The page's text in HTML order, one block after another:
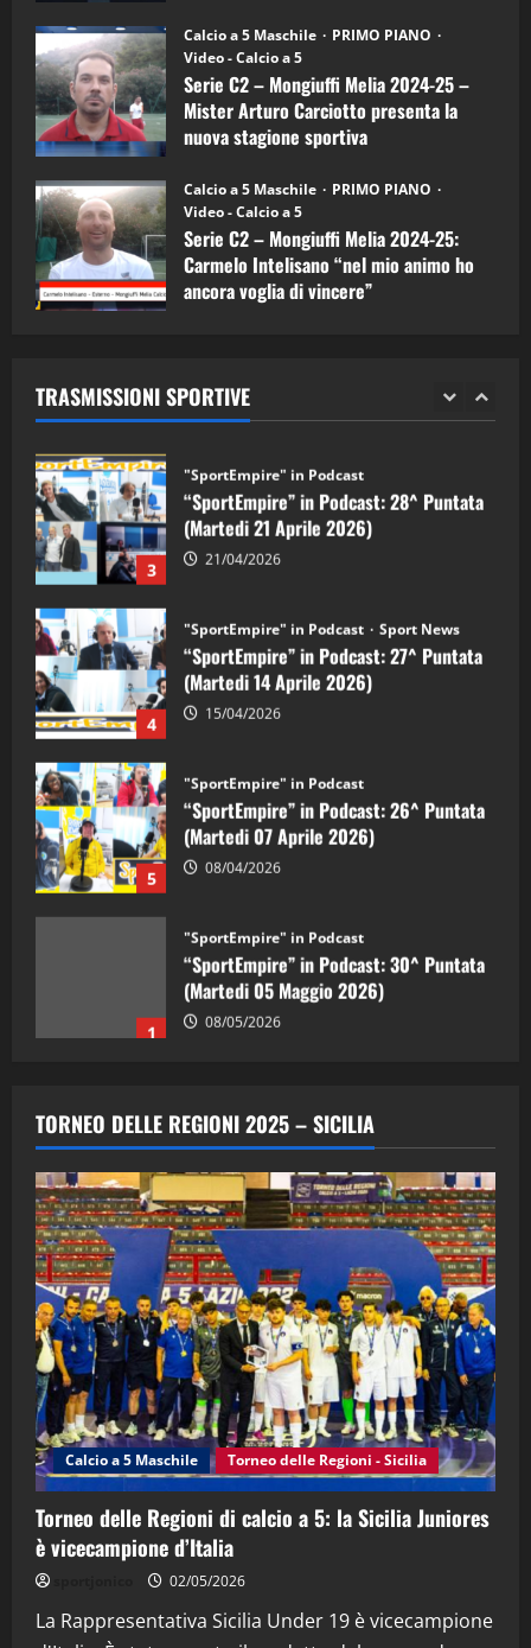
Calcio a 5 Maschile
PRIMO PIANO
Video - Calcio a 5
Serie C2 – Mongiuffi Melia 2024-25 –
Mister Arturo Carciotto presenta la
nuova stagione sportiva
Calcio a 5 Maschile
PRIMO PIANO
Video - Calcio a 5
Serie C2 – Mongiuffi Melia 2024-25:
Carmelo Intelisano “nel mio animo ho
ancora voglia di vincere”
TRASMISSIONI SPORTIVE
5
“SportEmpire” in Podcast: 26^ Puntata
(Martedi 07 Aprile 2026)
08/04/2026
1
“SportEmpire” in Podcast: 30^ Puntata
(Martedi 05 Maggio 2026)
08/05/2026
2 28/04/2026
3
"SportEmpire" in Podcast
“SportEmpire” in Podcast: 28^ Puntata
(Martedi 21 Aprile 2026)
21/04/2026
4
"SportEmpire" in Podcast Sport News
“SportEmpire” in Podcast: 27^ Puntata
(Martedi 14 Aprile 2026)
15/04/2026
5
"SportEmpire" in Podcast
“SportEmpire” in Podcast: 26^ Puntata
(Martedi 07 Aprile 2026)
08/04/2026
1
"SportEmpire" in Podcast
“SportEmpire” in Podcast: 30^ Puntata
(Martedi 05 Maggio 2026)
08/05/2026
2
“SportEmpire” in Podcast: 29^ Puntata
(Martedi 28 Aprile 2026)
3
"SportEmpire" in Podcast
“SportEmpire” in Podcast: 28^ Puntata
(Martedi 21 Aprile 2026)
21/04/2026
4
"SportEmpire" in Podcast Sport News
“SportEmpire” in Podcast: 27^ Puntata
(Martedi 14 Aprile 2026)
15/04/2026
"SportEmpire" in Podcast
“SportEmpire” in Podcast: 26^ Puntata
08/04/2026
TORNEO DELLE REGIONI 2025 – SICILIA
Calcio a 5 Maschile Torneo delle Regioni - Sicilia
Torneo delle Regioni di calcio a 5: la Sicilia Juniores
è vicecampione d’Italia
02/05/2026
La Rappresentativa Sicilia Under 19 è vicecampione